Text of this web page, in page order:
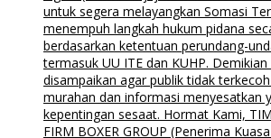
untuk segera melayangkan Somasi
menempuh langkah hukum pidana
berdasarkan ketentuan perundang-
termasuk UU ITE dan KUHP.
disampaikan agar publik tidak
murahan dan informasi menyesatkan
kepentingan sesaat. Hormat Kami,
FIRM BOXER GROUP (Penerima